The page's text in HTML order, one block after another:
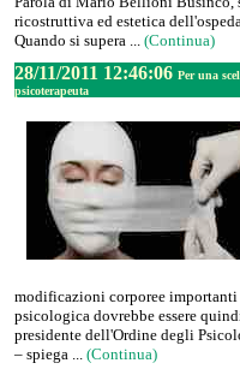
ricostruttiva ed estetica
Quando si supera ... (Continua)
28/11/2011 12:46:06 Per una
psicoterapeuta
modificazioni corporee
psicologica dovrebbe essere
presidente dell'Ordine degli
– spiega ... (Continua)